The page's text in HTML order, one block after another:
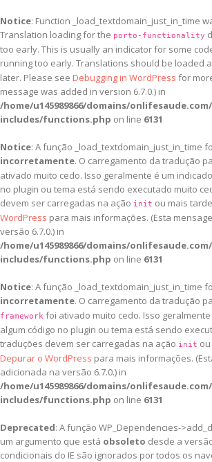
Notice: Function _load_textdomain_just_in_time
Translation loading for the porto-functionality
too early. This is usually an indicator for some
running too early. Translations should be loaded
later. Please see Debugging in WordPress for
message was added in version 6.7.0.) in
/home/u145989866/domains/
includes/functions.php on line 6131
Notice: A função _load_textdomain_just_in_time
incorretamente. O carregamento da tradução
ativado muito cedo. Isso geralmente é um
no plugin ou tema está sendo executado muito
devem ser carregadas na ação init ou mais
WordPress para mais informações. (Esta
versão 6.7.0.) in
/home/u145989866/domains/
includes/functions.php on line 6131
Notice: A função _load_textdomain_just_in_time
incorretamente. O carregamento da tradução
framework foi ativado muito cedo. Isso
algum código no plugin ou tema está sendo
traduções devem ser carregadas na ação init
Depurar o WordPress para mais informações.
adicionada na versão 6.7.0.) in
/home/u145989866/domains/
includes/functions.php on line 6131
Deprecated: A função WP_Dependencies-
um argumento que está obsoleto desde a
condicionais do IE são ignorados por todos os